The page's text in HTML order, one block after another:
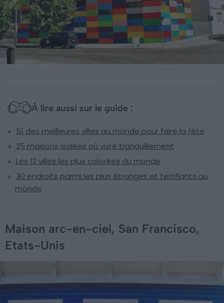
À lire aussi sur le guide :
51 des meilleures villes au monde pour faire la fête
25 maisons isolées où vivre tranquillement
Les 12 villes les plus colorées du monde
30 endroits parmi les plus étranges et terrifiants au
monde
Maison arc-en-ciel, San Francisco,
Etats-Unis